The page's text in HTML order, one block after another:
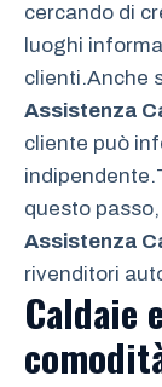
cercando di
luoghi
clienti.Anche
Assistenza
cliente può
questo
Assistenza
rivenditori
Caldaie